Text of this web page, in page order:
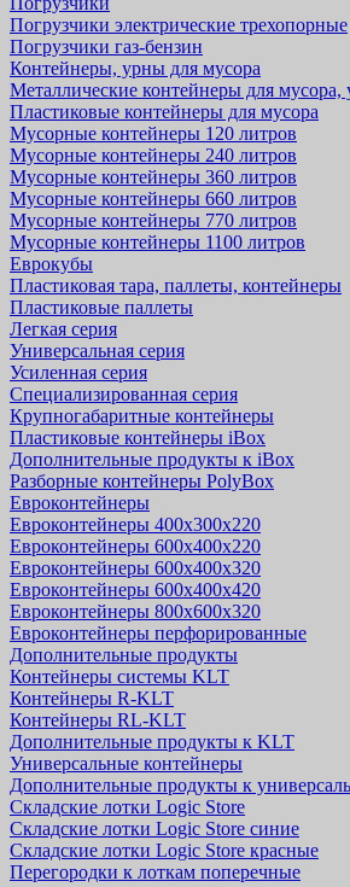
Погрузчики электрические трехопорные
Погрузчики газ-бензин
Контейнеры, урны для мусора
Металлические контейнеры для мусора,
Пластиковые контейнеры для мусора
Мусорные контейнеры 120 литров
Мусорные контейнеры 240 литров
Мусорные контейнеры 360 литров
Мусорные контейнеры 660 литров
Мусорные контейнеры 770 литров
Мусорные контейнеры 1100 литров
Еврокубы
Пластиковая тара, паллеты, контейнеры
Пластиковые паллеты
Легкая серия
Универсальная серия
Усиленная серия
Специализированная серия
Крупногабаритные контейнеры
Пластиковые контейнеры iBox
Дополнительные продукты к iBox
Разборные контейнеры PolyBox
Евроконтейнеры
Евроконтейнеры 400х300х220
Евроконтейнеры 600х400х220
Евроконтейнеры 600х400х320
Евроконтейнеры 600х400х420
Евроконтейнеры 800х600х320
Евроконтейнеры перфорированные
Дополнительные продукты
Контейнеры системы KLT
Контейнеры R-KLT
Контейнеры RL-KLT
Дополнительные продукты к KLT
Универсальные контейнеры
Дополнительные продукты к
Складские лотки Logic Store
Складские лотки Logic Store синие
Складские лотки Logic Store красные
Перегородки к лоткам поперечные